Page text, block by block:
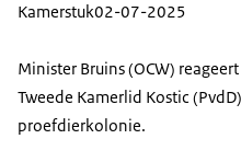
Kamerstuk02-07-2025
Minister Bruins (OCW)
Tweede Kamerlid Kostic
proefdierkolonie.